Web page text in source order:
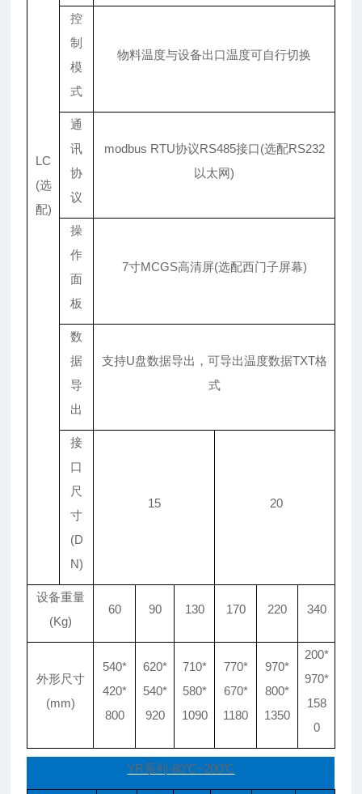
LC
(选
配)
控
制
模
式
物料温度与设备出口温度可自行切换
通
讯
协
议
modbus RTU协议RS485接口(选配RS232
以太网)
操
作
面
板
7寸MCGS高清屏(选配西门子屏幕)
数
据
导
出
支持U盘数据导出，可导出温度数据TXT格
式
接
口
尺
寸
(D
N)
15 20
设备重量
(Kg)
60 90 130 170 220 340
外形尺寸
(mm)
540*
420*
800
620*
540*
920
710*
580*
1090
770*
670*
1180
970*
800*
1350
200*
970*
158
0
YR系列-80℃~200℃